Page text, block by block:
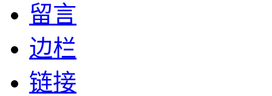
留言
边栏
链接